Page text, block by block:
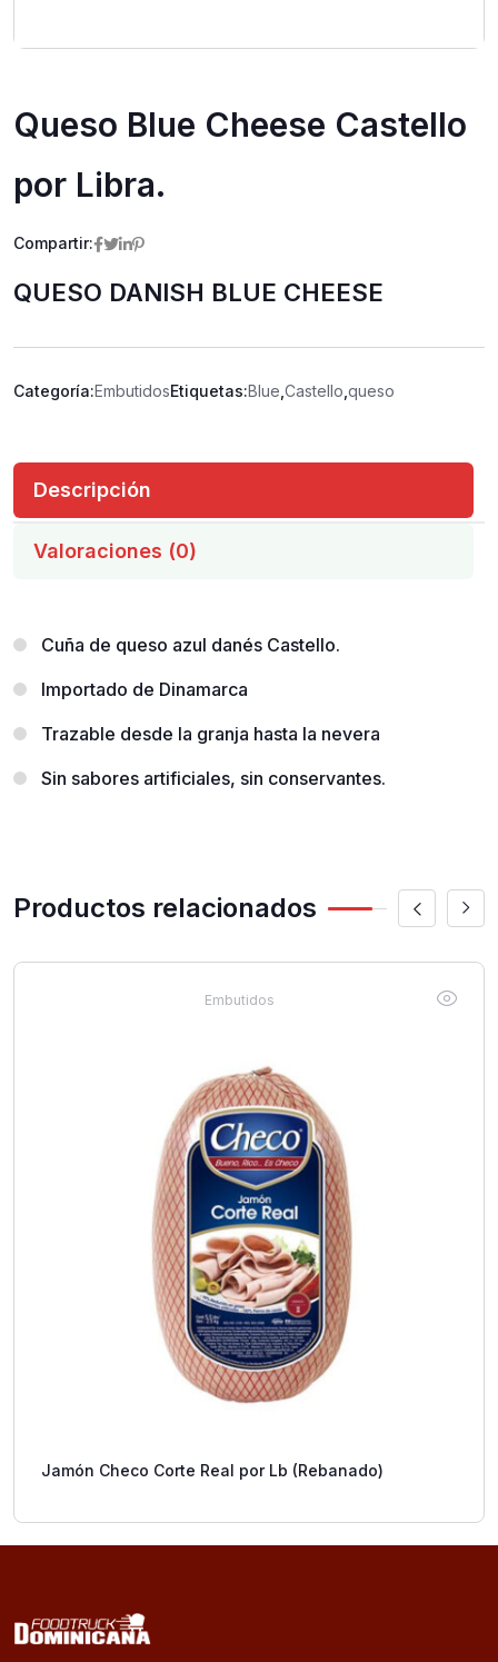
Queso Blue Cheese Castello
por Libra.
Compartir:
QUESO DANISH BLUE CHEESE
Categoría:EmbutidosEtiquetas:Blue Castello queso
Descripción
Valoraciones (0)
Cuña de queso azul danés Castello.
Importado de Dinamarca
Trazable desde la granja hasta la nevera
Sin sabores artificiales, sin conservantes.
Productos relacionados
Embutidos
Jamón Checo Corte Real por Lb (Rebanado)